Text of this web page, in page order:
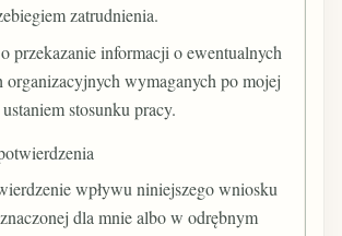
zatrudnienia.
przekazanie informacji o ewentualnych
organizacyjnych wymaganych po mojej
stosunku pracy.
wpływu niniejszego wniosku
dla mnie albo w odrębnym